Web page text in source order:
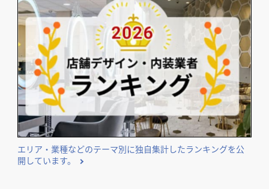
エリア・業種などのテーマ別に独自集計したランキングを公
開しています。